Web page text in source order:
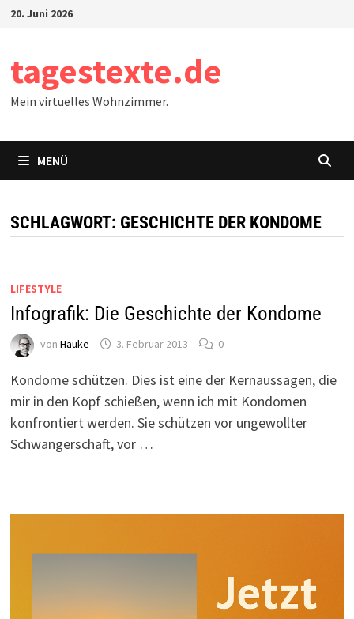
Zum20. Juni 2026
tagestexte.de
Mein virtuelles Wohnzimmer.
MENÜ
SCHLAGWORT: GESCHICHTE DER KONDOME
LIFESTYLE
Infografik: Die Geschichte der Kondome
von Hauke 3. Februar 2013 0
Kondome schützen. Dies ist eine der Kernaussagen, die
mir in den Kopf schießen, wenn ich mit Kondomen
konfrontiert werden. Sie schützen vor ungewollter
Schwangerschaft, vor …